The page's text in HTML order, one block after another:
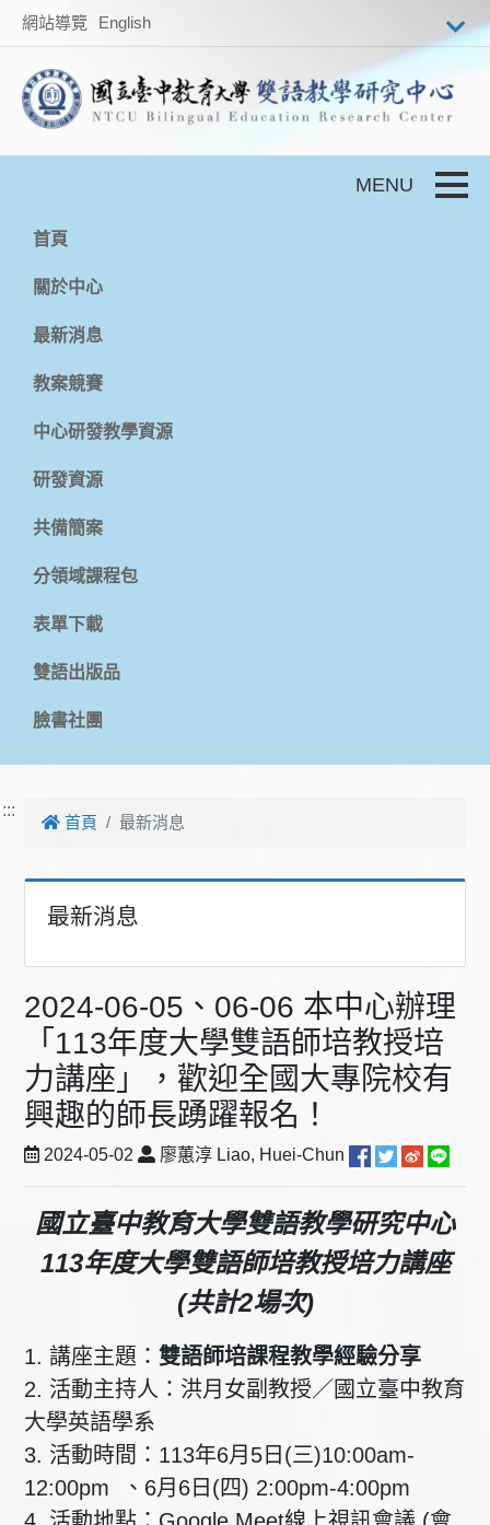
跳到主要內容
網站導覽 English
首頁
關於中心
最新消息
教案競賽
中心研發教學資源
研發資源
共備簡案
分領域課程包
表單下載
雙語出版品
臉書社團
:::
首頁 最新消息
最新消息
2024-06-05、06-06 本中心辦理
「113年度大學雙語師培教授培
力講座」，歡迎全國大專院校有
興趣的師長踴躍報名！
2024-05-02 廖蕙淳 Liao, Huei-Chun
國立臺中教育大學雙語教學研究中心
113年度大學雙語師培教授培力講座
(共計2場次)
1. 講座主題：雙語師培課程教學經驗分享
2. 活動主持人：洪月女副教授／國立臺中教育
大學英語學系
3. 活動時間：113年6月5日(三)10:00am-
12:00pm 、6月6日(四) 2:00pm-4:00pm